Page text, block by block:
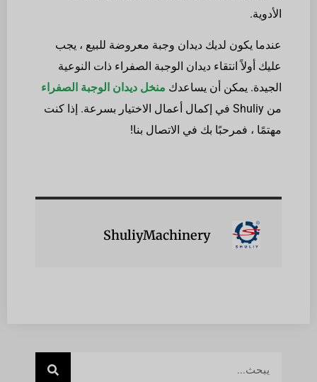
الأدوية.
عندما يكون لديك ديدان وجبة معروضة للبيع ، يجب
عليك أولاً انتقاء ديدان الوجبة الصفراء ذات النوعية
الجيدة. يمكن أن يساعدك منخل ديدان الوجبة الصفراء
من Shuliy في إكمال أعمال الاختيار بسرعة. إذا كنت
مهتمًا ، فمرحبًا بك في الاتصال بنا!
ShuliyMachinery